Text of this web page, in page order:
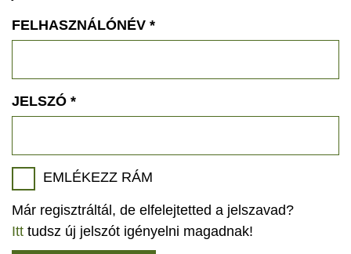
ÖKOTURIZMUS
GEOPARKOK
FELHASZNÁLÓNÉV *
JELSZÓ *
EMLÉKEZZ RÁM
Már regisztráltál, de elfelejtetted a jelszavad?
Itt tudsz új jelszót igényelni magadnak!